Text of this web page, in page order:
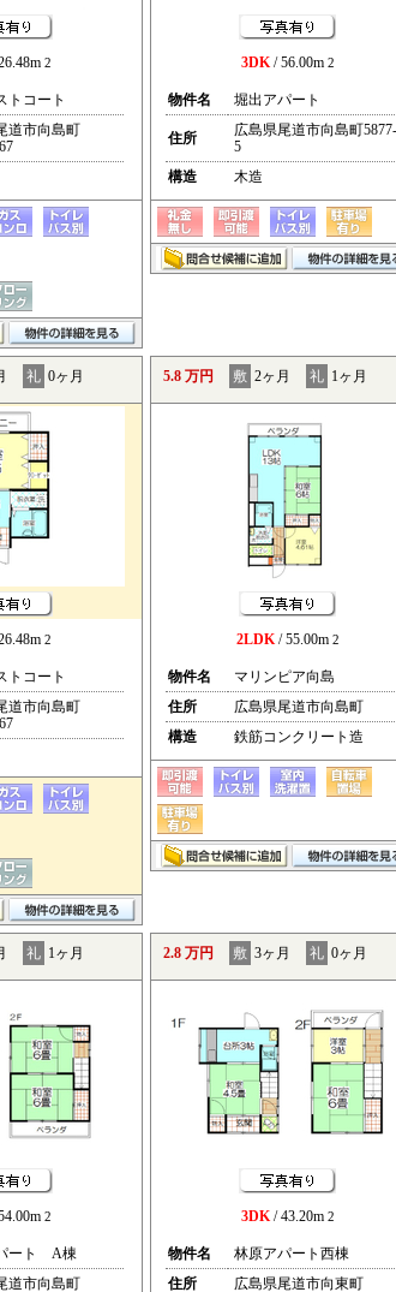
2
トコート
道市向島町
3DK/ 56.00m 2
物件名 堀出アパート
住所
広島県尾道市向島町5877-
5
構造
木造
礼 0ヶ月
2
トコート
道市向島町
5.8 万円 敷 2ヶ月 礼 1ヶ月
2LDK/ 55.00m 2
物件名
マリンピア向島
住所
広島県尾道市向島町
構造
鉄筋コンクリート造
礼 1ヶ月
2
ート A棟
道市向島町
2.8 万円 敷 3ヶ月 礼 0ヶ月
3DK/ 43.20m 2
物件名
林原アパート西棟
住所
広島県尾道市向東町